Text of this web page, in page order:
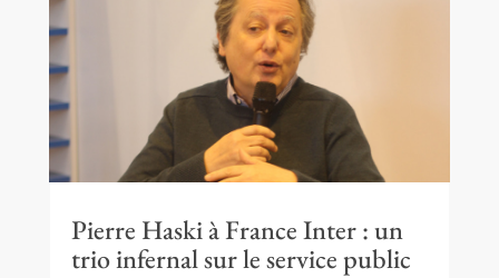
Pierre Haski à France Inter : un
trio infernal sur le service public